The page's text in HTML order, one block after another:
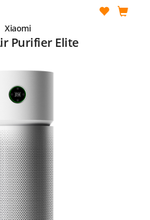
Xiaomi
Purifier Elite